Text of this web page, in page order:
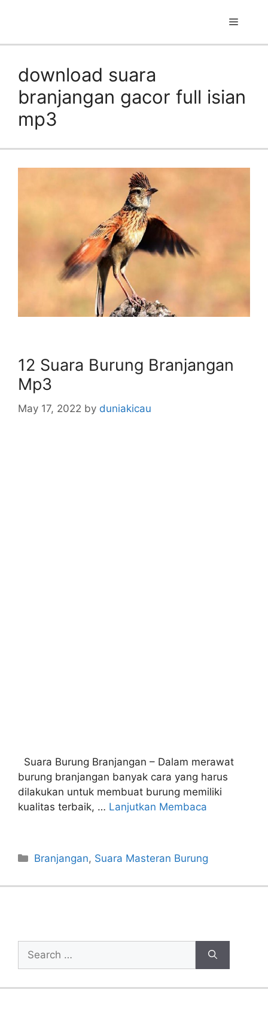
Menu
download suara
branjangan gacor full isian
mp3
12 Suara Burung Branjangan
Mp3
May 17, 2022 by duniakicau
Suara Burung Branjangan – Dalam merawat
burung branjangan banyak cara yang harus
dilakukan untuk membuat burung memiliki
kualitas terbaik, … Lanjutkan Membaca
Categories
Branjangan, Suara Masteran Burung
Search
for: